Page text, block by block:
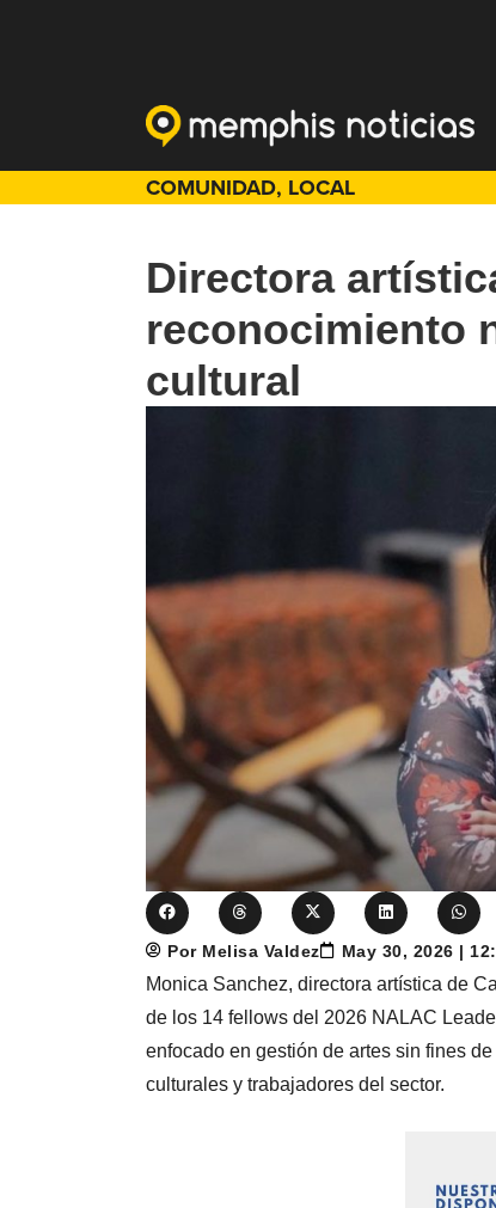
COMUNIDAD, LOCAL
Directora
reconocimiento
cultural
Por Melisa Valdez May 30, 2026 |
Monica Sanchez, directora artística de
de los 14 fellows del 2026 NALAC
enfocado en gestión de artes sin fines
culturales y trabajadores del sector.